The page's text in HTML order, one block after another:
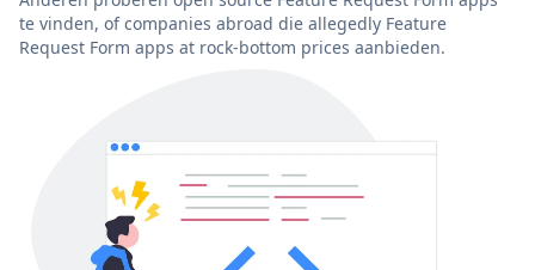
te vinden, of companies abroad die allegedly Feature
Request Form apps at rock-bottom prices aanbieden.